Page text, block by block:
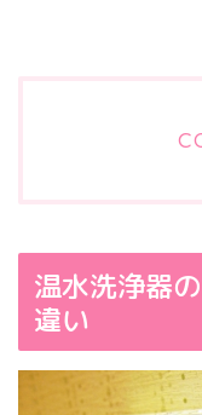
温水洗浄器
違い